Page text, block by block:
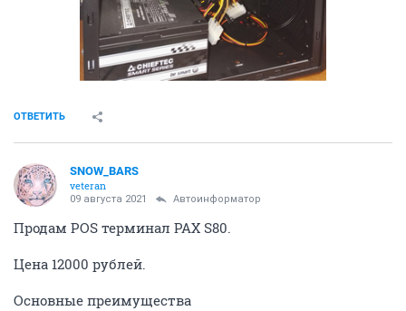
ОТВЕТИТЬ
SNOW_BARS
veteran
09 августа 2021 Автоинформатор
Продам POS терминал PAX S80.
Цена 12000 рублей.
Основные преимущества